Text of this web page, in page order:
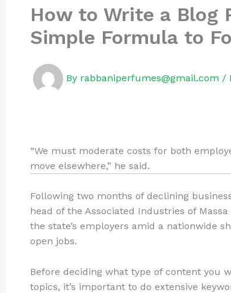
How to Write a Blog
Simple Formula to
By rabbaniperfumes@gmail.com /
“We must moderate costs for both
move elsewhere,” he said.
Following two months of declining
head of the Associated Industries of
the state’s employers amid a nationwide
open jobs.
Before deciding what type of content you
topics, it’s important to do extensive